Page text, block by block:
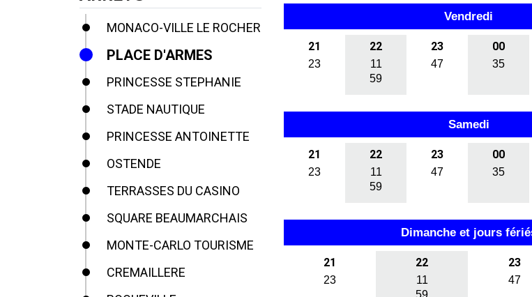
MONACO-VILLE LE ROCHER
PLACE D'ARMES
PRINCESSE STEPHANIE
STADE NAUTIQUE
PRINCESSE ANTOINETTE
OSTENDE
TERRASSES DU CASINO
SQUARE BEAUMARCHAIS
MONTE-CARLO TOURISME
CREMAILLERE
Vendredi
21 22 23 00
23
11
59
47 35
Samedi
21 22 23 00
23
11
59
47 35
Dimanche et jours
21 22 23
23
11
59
47